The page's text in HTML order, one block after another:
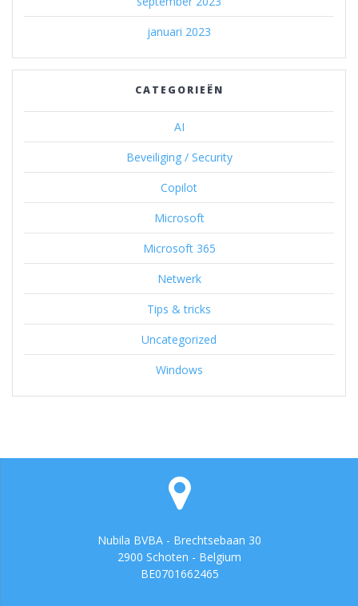
januari 2023
CATEGORIEËN
AI
Beveiliging / Security
Copilot
Microsoft
Microsoft 365
Netwerk
Tips & tricks
Uncategorized
Windows
Nubila BVBA - Brechtsebaan 30
2900 Schoten - Belgium
BE0701662465